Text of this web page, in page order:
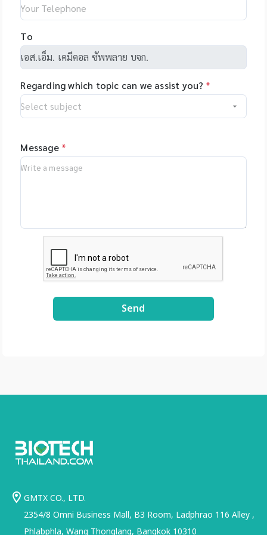
set-up even
minimal training.
US - Yourgene
Health, US -
NimaGen,
Netherlands - PSI
(Photon Systems
Phenomics Systems,
Oxford Nanopore
China - Qualitype,
LIMS, Germany -
US Download
https://drive.google
.com/file/d/1GLRohy
kZyVSyDn2LiVT_W8E
3xDE2Uxe0/view?
To
Regarding which topic can we assist you? *
Message *
Send
GMTX CO., LTD.
2354/8 Omni Business Mall, B3 Room, Ladphrao 116 Alley ,
Phlabphla, Wang Thonglang, Bangkok 10310